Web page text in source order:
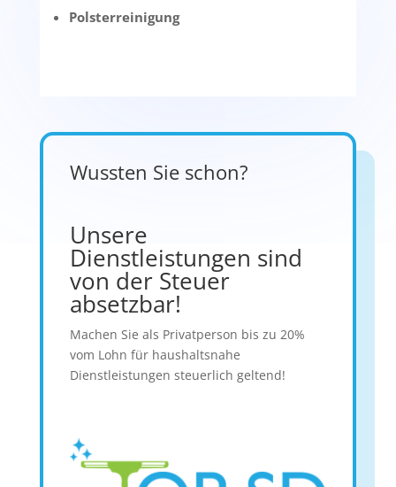
Polsterreinigung
Wussten Sie schon?
Unsere
Dienstleistungen sind
von der Steuer
absetzbar!
Machen Sie als Privatperson bis zu 20%
vom Lohn für haushaltsnahe
Dienstleistungen steuerlich geltend!